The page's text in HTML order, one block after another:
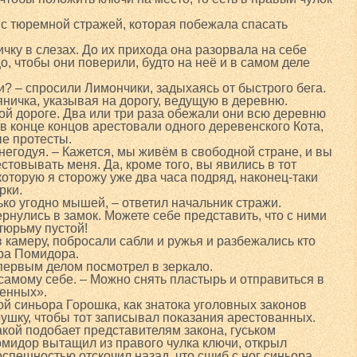
тюремной стражей, которая побежала спасать
в слезах. До их прихода она разорвала на себе
чтобы они поверили, будто на неё и в самом деле
– спросили Лимончики, задыхаясь от быстрого бега.
указывая на дорогу, ведущую в деревню.
дороге. Два или три раза обежали они всю деревню
конце концов арестовали одного деревенского Кота,
протесты.
– Кажется, мы живём в свободной стране, и вы
меня. Да, кроме того, вы явились в тот
я сторожу уже два часа подряд, наконец-таки
угодно мышей, – ответил начальник стражи.
в замок. Можете себе представить, что с ними
пустой!
побросали сабли и ружья и разбежались кто
Помидора.
делом посмотрел в зеркало.
себе. – Можно снять пластырь и отправиться в
синьора Горошка, как знатока уголовных законов
чтобы тот записывал показания арестованных.
подобает представителям закона, гуськом
вытащил из правого чулка ключи, открыл